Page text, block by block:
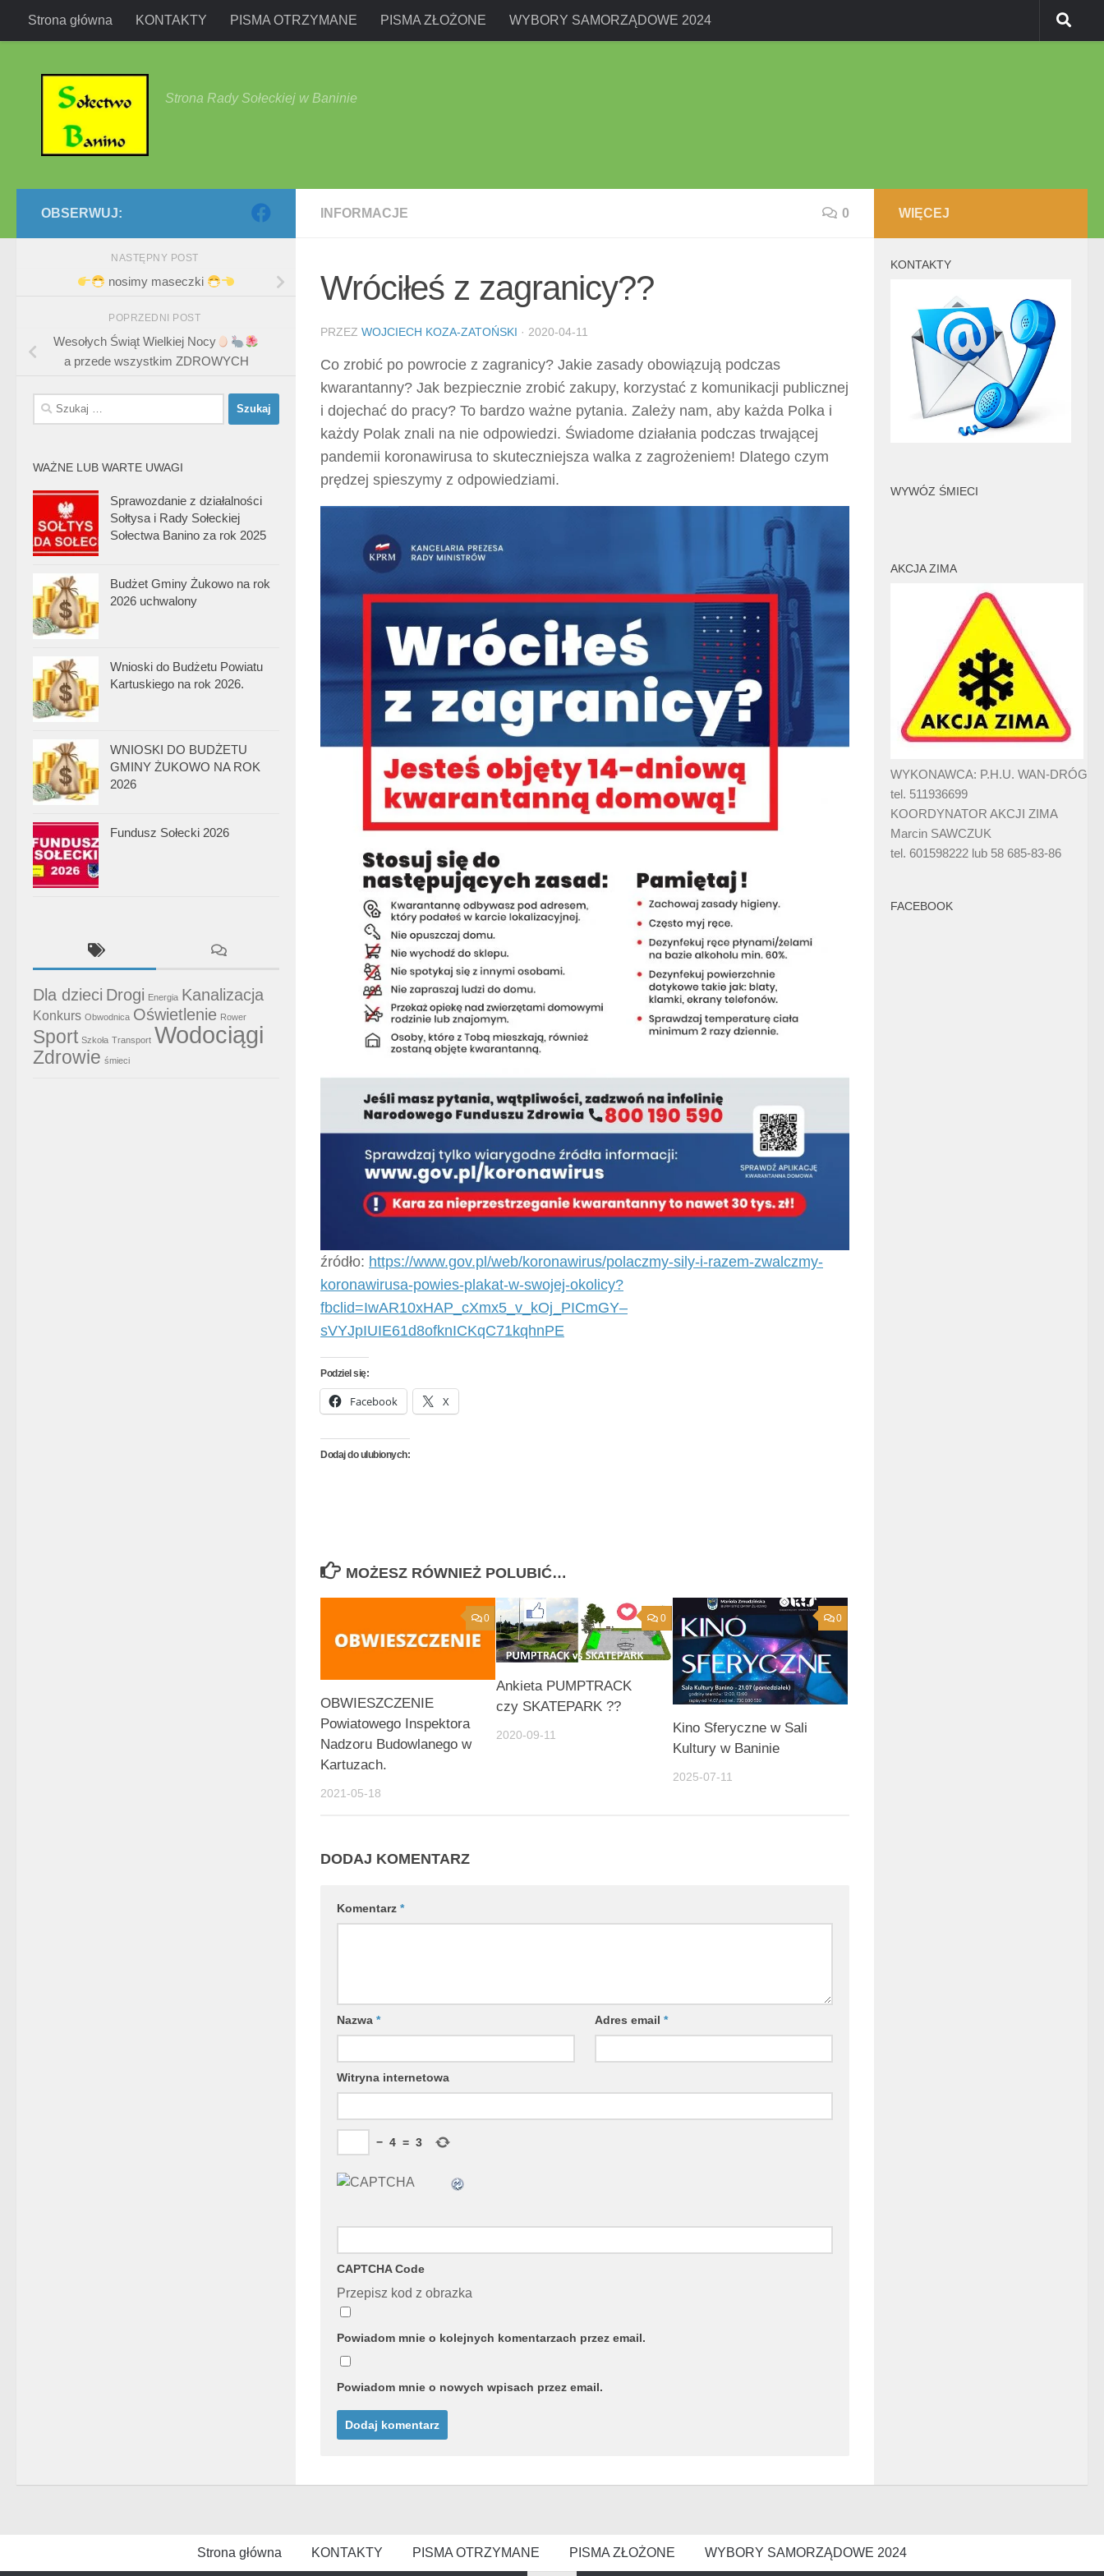
Przejdź do treści
Strona główna KONTAKTY PISMA OTRZYMANE PISMA ZŁOŻONE WYBORY SAMORZĄDOWE 2024
Strona Rady Sołeckiej w Baninie
INFORMACJE 0
Wróciłeś z zagranicy??
PRZEZ WOJCIECH KOZA-ZATOŃSKI · 2020-04-11
Co zrobić po powrocie z zagranicy? Jakie zasady obowiązują podczas
kwarantanny? Jak bezpiecznie zrobić zakupy, korzystać z komunikacji publicznej
i dojechać do pracy? To bardzo ważne pytania. Zależy nam, aby każda Polka i
każdy Polak znali na nie odpowiedzi. Świadome działania podczas trwającej
pandemii koronawirusa to skuteczniejsza walka z zagrożeniem! Dlatego czym
prędzej spieszymy z odpowiedziami.
źródło: https://www.gov.pl/web/koronawirus/polaczmy-sily-i-razem-zwalczmy-
koronawirusa-powies-plakat-w-swojej-okolicy?
fbclid=IwAR10xHAP_cXmx5_v_kOj_PICmGY–
sVYJpIUIE61d8ofknICKqC71kqhnPE
Podziel się:
Facebook X
Dodaj do ulubionych:
MOŻESZ RÓWNIEŻ POLUBIĆ…
0
OBWIESZCZENIE
Powiatowego Inspektora
Nadzoru Budowlanego w
Kartuzach.
2021-05-18
0
Ankieta PUMPTRACK
czy SKATEPARK ??
2020-09-11
0
Kino Sferyczne w Sali
Kultury w Baninie
2025-07-11
DODAJ KOMENTARZ
Komentarz *
Nazwa * Adres email*
Witryna internetowa
− 4 = 3
CAPTCHA Code
Przepisz kod z obrazka
Powiadom mnie o kolejnych komentarzach przez email.
Powiadom mnie o nowych wpisach przez email.
OBSERWUJ:
NASTĘPNY POST
nosimy maseczki
POPRZEDNI POST
Wesołych Świąt Wielkiej Nocy
a przede wszystkim ZDROWYCH
Szukaj:
WAŻNE LUB WARTE UWAGI
Sprawozdanie z działalności
Sołtysa i Rady Sołeckiej
Sołectwa Banino za rok 2025
Budżet Gminy Żukowo na rok
2026 uchwalony
Wnioski do Budżetu Powiatu
Kartuskiego na rok 2026.
WNIOSKI DO BUDŻETU
GMINY ŻUKOWO NA ROK
2026
Fundusz Sołecki 2026
Dla dzieci Drogi Energia Kanalizacja
Konkurs Obwodnica Oświetlenie Rower
Sport Szkoła Transport Wodociągi
Zdrowie śmieci
WIĘCEJ
KONTAKTY
WYWÓZ ŚMIECI
AKCJA ZIMA
WYKONAWCA: P.H.U. WAN-DRÓG
tel. 511936699
KOORDYNATOR AKCJI ZIMA
Marcin SAWCZUK
tel. 601598222 lub 58 685-83-86
FACEBOOK
Strona główna KONTAKTY PISMA OTRZYMANE PISMA ZŁOŻONE WYBORY SAMORZĄDOWE 2024